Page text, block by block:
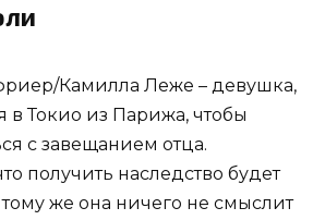
Камилла Леже – девушка,
в Токио из Парижа, чтобы
с завещанием отца.
получить наследство будет
тому же она ничего не смыслит